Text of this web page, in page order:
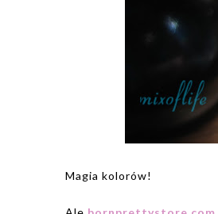
Magia kolorów!